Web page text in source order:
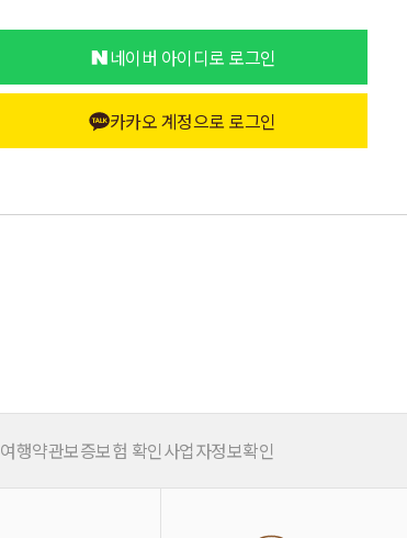
네이버 아이디로 로그인
카카오 계정으로 로그인
여행약관보증보험 확인사업자정보확인